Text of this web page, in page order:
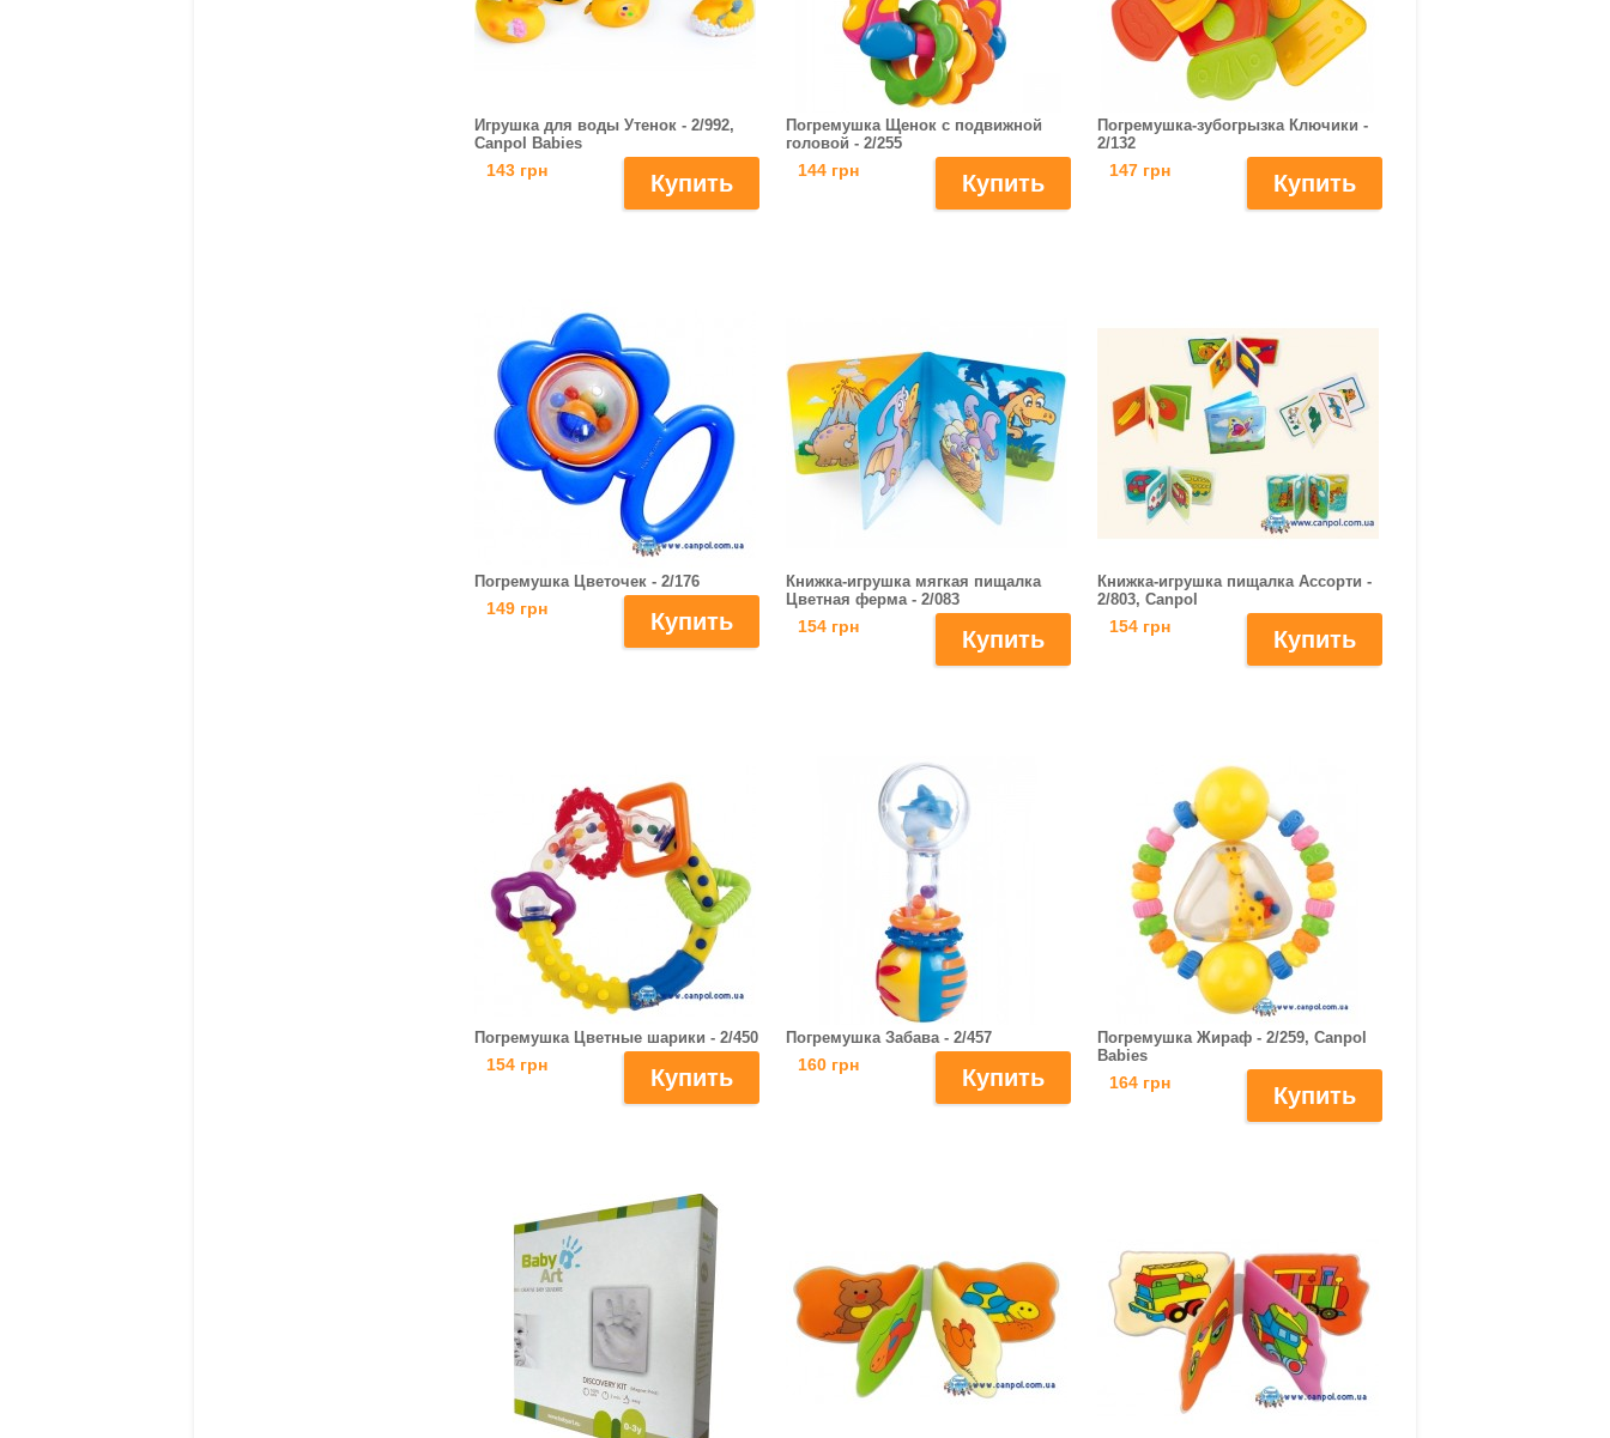
Игрушка для воды Утенок - 2/992,
Canpol Babies
143 грн
Погремушка Щенок с подвижной
головой - 2/255
144 грн
Погремушка-зубогрызка Ключики -
2/132
147 грн
Погремушка Цветочек - 2/176
149 грн
Книжка-игрушка мягкая пищалка
Цветная ферма - 2/083
154 грн
Книжка-игрушка пищалка Ассорти -
2/803, Canpol
154 грн
Погремушка Цветные шарики - 2/450
154 грн
Погремушка Забава - 2/457
160 грн
Погремушка Жираф - 2/259, Canpol
Babies
164 грн